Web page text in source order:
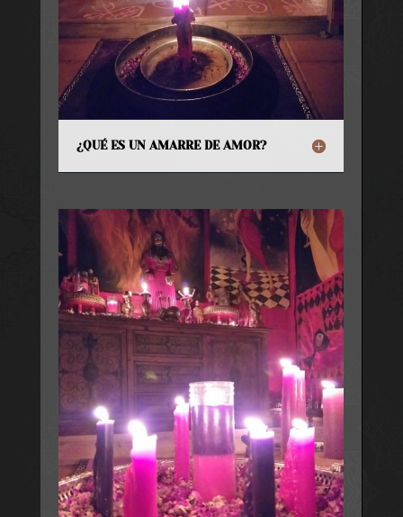
¿QUÉ ES UN AMARRE DE AMOR?